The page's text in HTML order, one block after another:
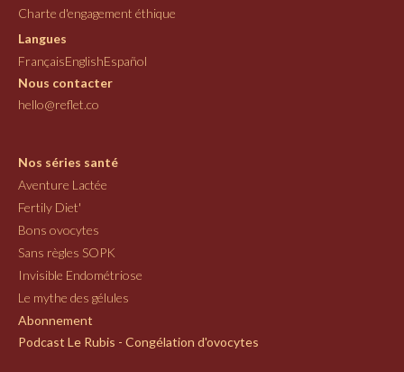
Charte d'engagement éthique
Langues
FrançaisEnglishEspañol
Nous contacter
hello@reflet.co
Nos séries santé
Aventure Lactée
Fertily Diet'
Bons ovocytes
Sans règles SOPK
Invisible Endométriose
Le mythe des gélules
Abonnement
Podcast Le Rubis - Congélation d'ovocytes